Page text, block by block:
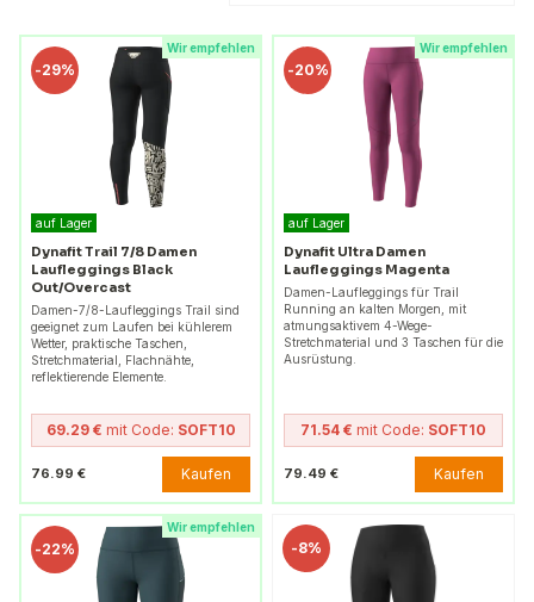
Wir empfehlen
-29%
auf Lager
Dynafit Trail 7/8 Damen
Laufleggings Black
Out/Overcast
Damen-7/8-Laufleggings Trail sind
geeignet zum Laufen bei kühlerem
Wetter, praktische Taschen,
Stretchmaterial, Flachnähte,
reflektierende Elemente.
69.29 € mit Code: SOFT10
76.99 € Kaufen
Wir empfehlen
-20%
auf Lager
Dynafit Ultra Damen
Laufleggings Magenta
Damen-Laufleggings für Trail
Running an kalten Morgen, mit
atmungsaktivem 4-Wege-
Stretchmaterial und 3 Taschen für die
Ausrüstung.
71.54 € mit Code: SOFT10
79.49 € Kaufen
Wir empfehlen
-22% -8%